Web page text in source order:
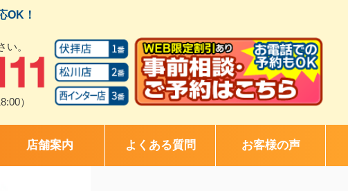
OK！
。
）
店舗案内 よくある質問 お客様の声